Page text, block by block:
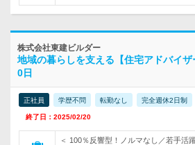
株式会社東建ビルダー
地域の暮らしを支える【住宅アドバイ
0日
正社員 学歴不問 転勤なし 完全週休2日制
終了日：2025/02/20
＜ 100％反響型！ノルマなし／若手活